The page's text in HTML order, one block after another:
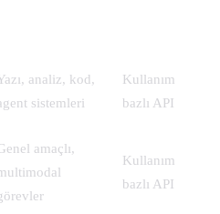
analiz, kod,
sistemleri
Kullanım
bazlı API
amaçlı,
Kullanım
bazlı API